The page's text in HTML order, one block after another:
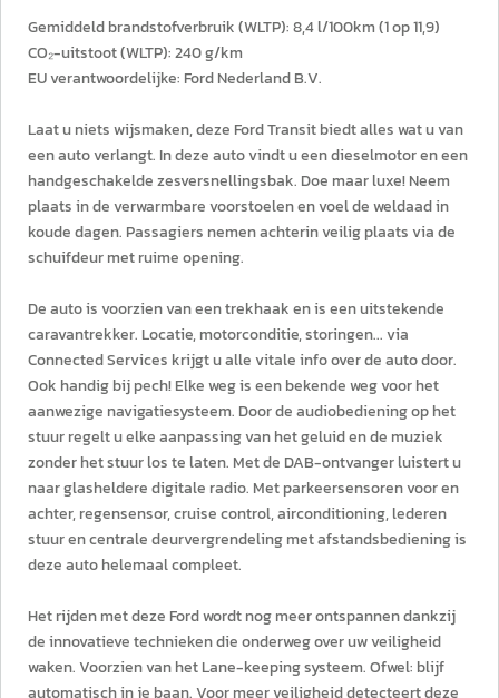
Gemiddeld brandstofverbruik (WLTP): 8,4 l/100km (1 op 11,9)
CO₂-uitstoot (WLTP): 240 g/km
EU verantwoordelijke: Ford Nederland B.V.
Laat u niets wijsmaken, deze Ford Transit biedt alles wat u van
een auto verlangt. In deze auto vindt u een dieselmotor en een
handgeschakelde zesversnellingsbak. Doe maar luxe! Neem
plaats in de verwarmbare voorstoelen en voel de weldaad in
koude dagen. Passagiers nemen achterin veilig plaats via de
schuifdeur met ruime opening.
De auto is voorzien van een trekhaak en is een uitstekende
caravantrekker. Locatie, motorconditie, storingen... via
Connected Services krijgt u alle vitale info over de auto door.
Ook handig bij pech! Elke weg is een bekende weg voor het
aanwezige navigatiesysteem. Door de audiobediening op het
stuur regelt u elke aanpassing van het geluid en de muziek
zonder het stuur los te laten. Met de DAB-ontvanger luistert u
naar glasheldere digitale radio. Met parkeersensoren voor en
achter, regensensor, cruise control, airconditioning, lederen
stuur en centrale deurvergrendeling met afstandsbediening is
deze auto helemaal compleet.
Het rijden met deze Ford wordt nog meer ontspannen dankzij
de innovatieve technieken die onderweg over uw veiligheid
waken. Voorzien van het Lane-keeping systeem. Ofwel: blijf
automatisch in je baan. Voor meer veiligheid detecteert deze